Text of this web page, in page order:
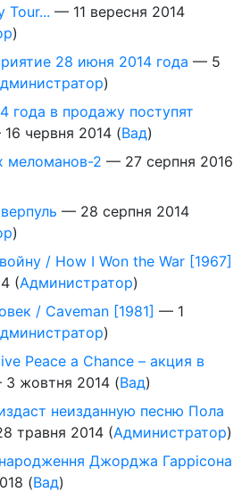
Tour... — 11 вересня 2014
)
28 июня 2014 года — 5
)
года в продажу поступят
16 червня 2014 (Вад)
меломанов-2 — 27 серпня 2016
— 28 серпня 2014
)
/ How I Won the War [1967]
(Администратор)
/ Caveman [1981] — 1
)
Peace a Chance – акция в
3 жовтня 2014 (Вад)
неизданную песню Пола
травня 2014 (Администратор)
Джорджа Гаррісона
(Вад)